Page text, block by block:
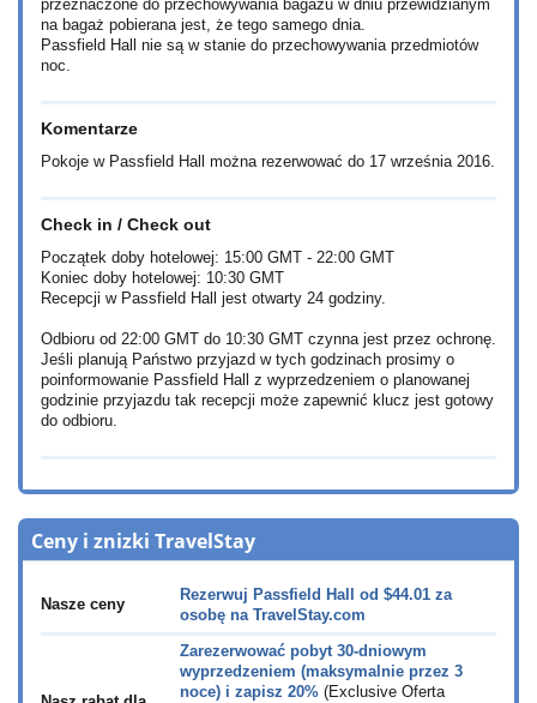
przeznaczone do przechowywania bagażu w dniu przewidzianym
na bagaż pobierana jest, że tego samego dnia.
Passfield Hall nie są w stanie do przechowywania przedmiotów
noc.
Komentarze
Pokoje w Passfield Hall można rezerwować do 17 września 2016.
Check in / Check out
Początek doby hotelowej: 15:00 GMT - 22:00 GMT
Koniec doby hotelowej: 10:30 GMT
Recepcji w Passfield Hall jest otwarty 24 godziny.
Odbioru od 22:00 GMT do 10:30 GMT czynna jest przez ochronę.
Jeśli planują Państwo przyjazd w tych godzinach prosimy o
poinformowanie Passfield Hall z wyprzedzeniem o planowanej
godzinie przyjazdu tak recepcji może zapewnić klucz jest gotowy
do odbioru.
Ceny i znizki TravelStay
Nasze ceny
Rezerwuj Passfield Hall od $44.01 za
osobę na TravelStay.com
Zarezerwować pobyt 30-dniowym
wyprzedzeniem (maksymalnie przez 3
noce) i zapisz 20% (Exclusive Oferta